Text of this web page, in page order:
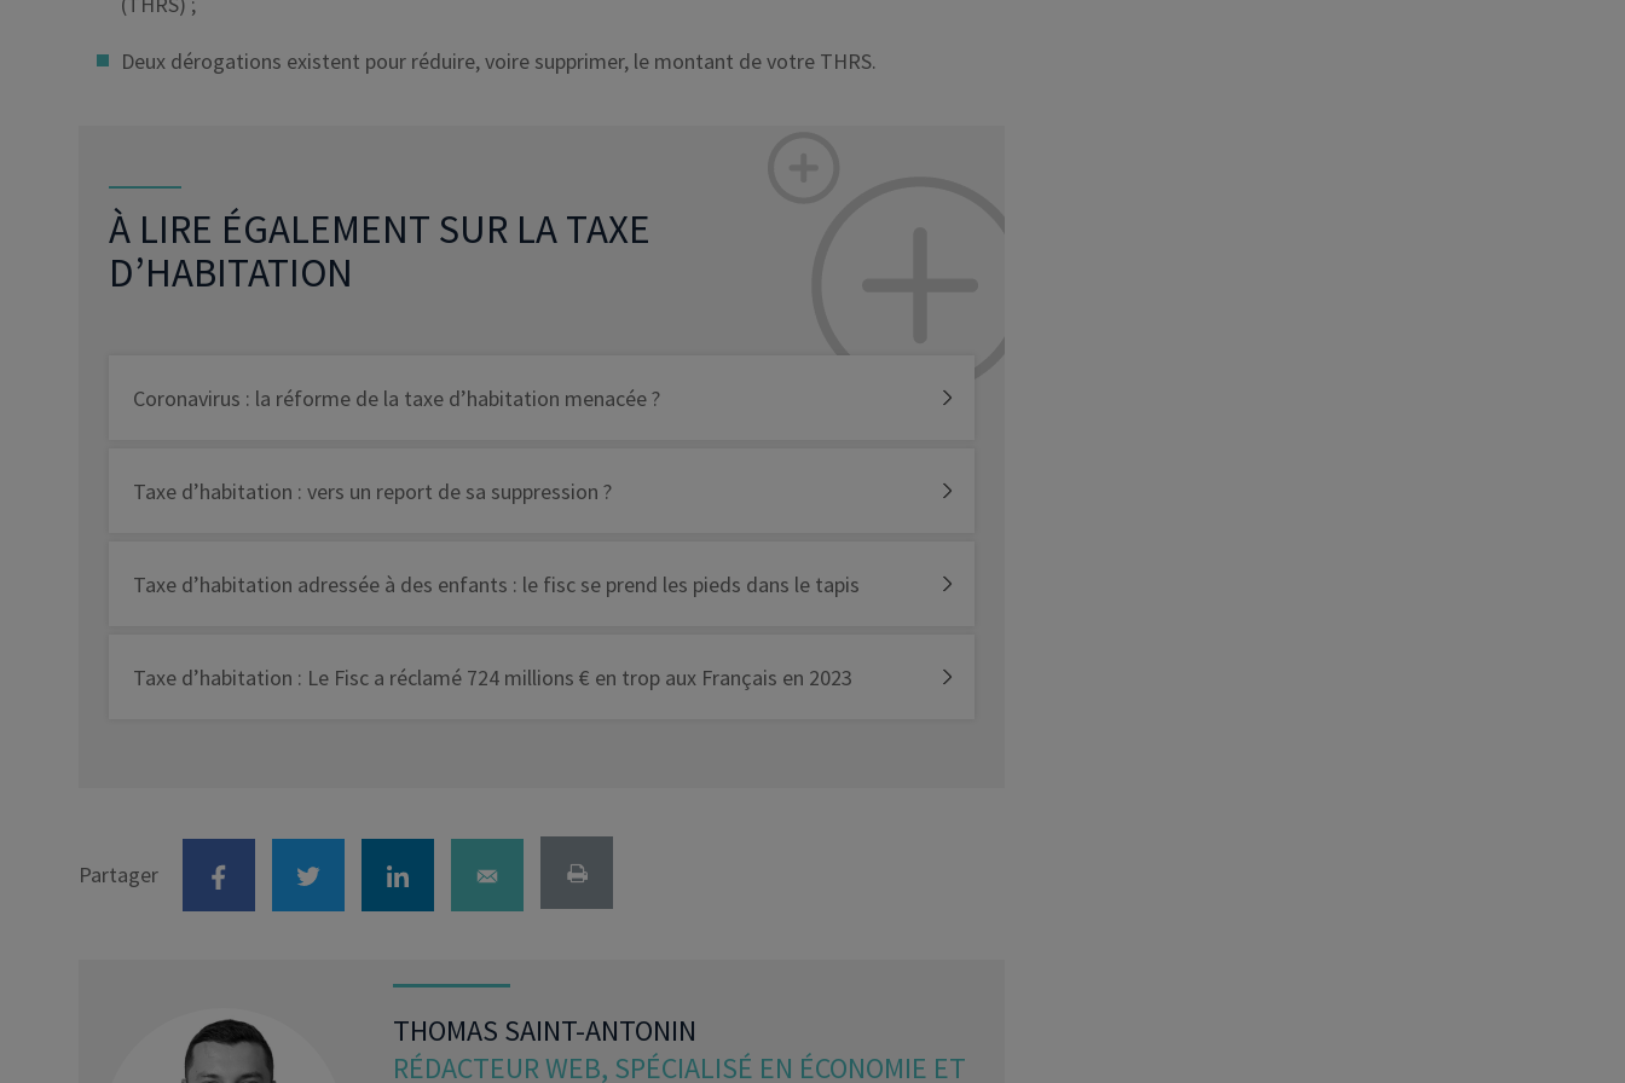
Deux dérogations existent pour réduire, voire supprimer, le montant de votre THRS.
À LIRE ÉGALEMENT SUR LA TAXE
D’HABITATION
Coronavirus : la réforme de la taxe d’habitation menacée ?
Taxe d’habitation : vers un report de sa suppression ?
Taxe d’habitation adressée à des enfants : le fisc se prend les pieds dans le tapis
Taxe d’habitation : Le Fisc a réclamé 724 millions € en trop aux Français en 2023
Partager
THOMAS SAINT-ANTONIN
RÉDACTEUR WEB, SPÉCIALISÉ EN ÉCONOMIE ET